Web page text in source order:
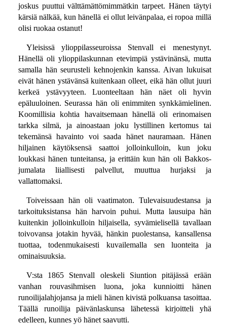
joskus puuttui välttämättömimmätkin tarpeet. Hänen täytyi
kärsiä nälkää, kun hänellä ei ollut leivänpalaa, ei ropoa millä
olisi ruokaa ostanut!
Yleisissä ylioppilasseuroissa Stenvall ei menestynyt.
Hänellä oli ylioppilaskunnan etevimpiä ystävinänsä, mutta
samalla hän seurusteli kehnojenkin kanssa. Aivan lukuisat
eivät hänen ystävänsä kuitenkaan olleet, eikä hän ollut juuri
kerkeä ystävyyteen. Luonteeltaan hän näet oli hyvin
epäluuloinen. Seurassa hän oli enimmiten synkkämielinen.
Koomillisia kohtia havaitsemaan hänellä oli erinomaisen
tarkka silmä, ja ainoastaan joku lystillinen kertomus tai
tekemänsä havainto voi saada hänet nauramaan. Hänen
hiljainen käytöksensä saattoi jolloinkulloin, kun joku
loukkasi hänen tunteitansa, ja erittäin kun hän oli Bakkos-
jumalata liiallisesti palvellut, muuttua hurjaksi ja
vallattomaksi.
Toiveissaan hän oli vaatimaton. Tulevaisuudestansa ja
tarkoituksistansa hän harvoin puhui. Mutta lausuipa hän
kuitenkin jolloinkulloin hiljaisella, syvämielisellä tavallaan
toivovansa jotakin hyvää, hänkin puolestansa, kansallensa
tuottaa, todenmukaisesti kuvailemalla sen luonteita ja
ominaisuuksia.
V:sta 1865 Stenvall oleskeli Siuntion pitäjässä erään
vanhan rouvasihmisen luona, joka kunnioitti hänen
runoilijalahjojansa ja mieli hänen kivistä polkuansa tasoittaa.
Täällä runoilija päivänlaskunsa lähetessä kirjoitteli yhä
edelleen, kunnes yö hänet saavutti.